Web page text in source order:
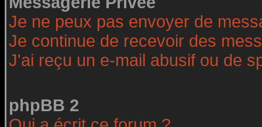
Je ne peux pas envoyer de
Je continue de recevoir des
J'ai reçu un e-mail abusif ou de
phpBB 2